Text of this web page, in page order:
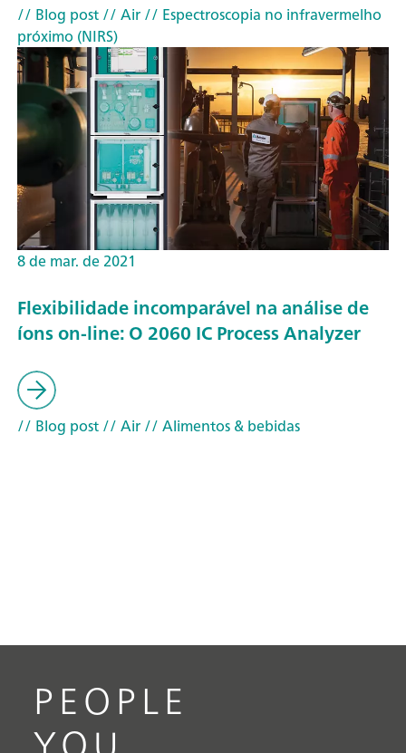
// Blog post// Air// Espectroscopia no infravermelho
próximo (NIRS)
8 de mar. de 2021
Flexibilidade incomparável na análise de
íons on-line: O 2060 IC Process Analyzer
// Blog post// Air// Alimentos & bebidas
PEOPLE